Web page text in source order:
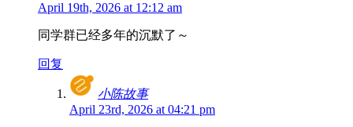
April 19th, 2026 at 12:12 am
同学群已经多年的沉默了～
回复
小陈故事
April 23rd, 2026 at 04:21 pm